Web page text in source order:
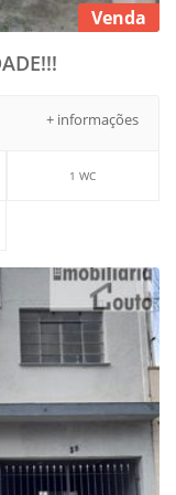
Venda
+ informações
1 WC